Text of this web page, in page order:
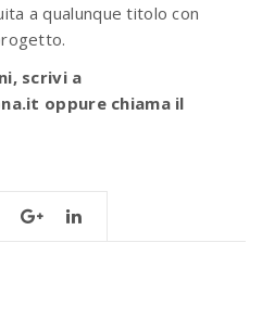
a qualunque titolo con
scrivi a
oppure chiama il